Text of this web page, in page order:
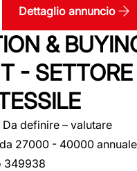
Dettaglio annuncio
&
- SETTORE
Da definire – valutare
27000 - 40000 annuale
349938